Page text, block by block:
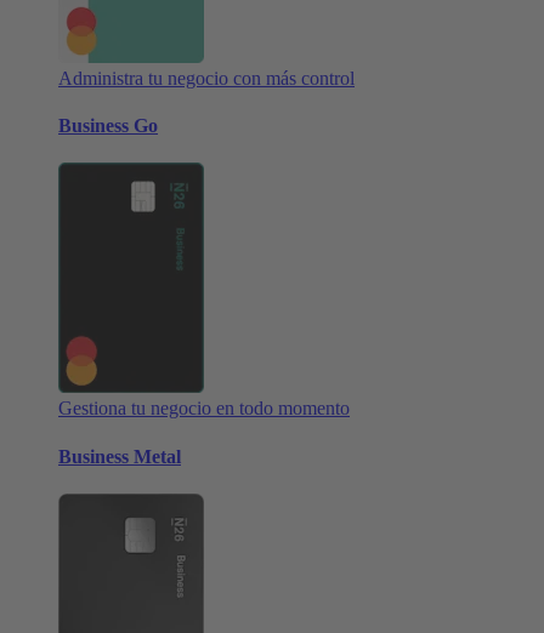
Administra tu negocio con más control
Business Go
Gestiona tu negocio en todo momento
Business Metal